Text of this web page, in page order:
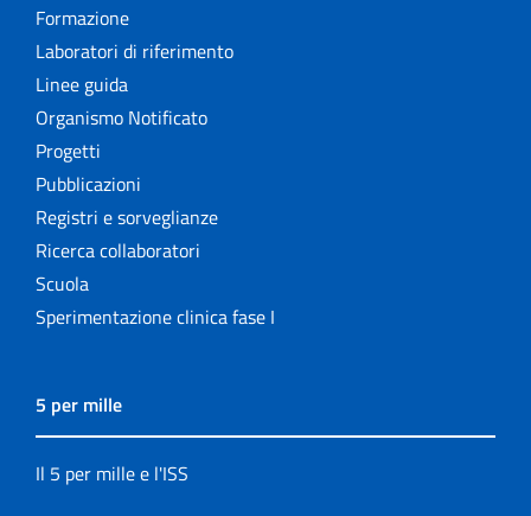
Formazione
Laboratori di riferimento
Linee guida
Organismo Notificato
Progetti
Pubblicazioni
Registri e sorveglianze
Ricerca collaboratori
Scuola
Sperimentazione clinica fase I
5 per mille
Il 5 per mille e l'ISS